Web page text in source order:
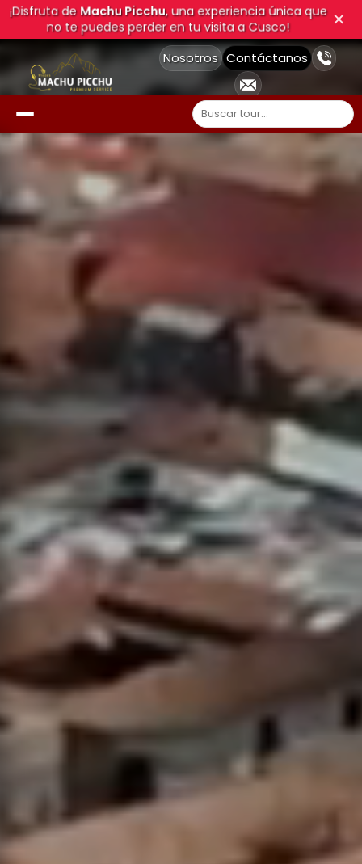
¡Disfruta deMachu Picchu, una experiencia única que
no te puedes perder en tu visita a Cusco! ✕
Contáctanos
Nosotros